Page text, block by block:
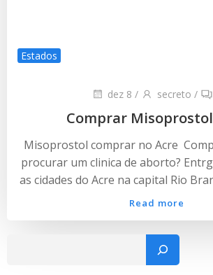
Estados
dez 8 / secreto /
Comprar
Misoprostol comprar no Acre
procurar um clinica de aborto?
as cidades do Acre na capital Rio
Read more
Pesquisar